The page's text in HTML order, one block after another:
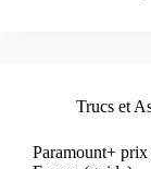
Trucs et
Paramount+ prix